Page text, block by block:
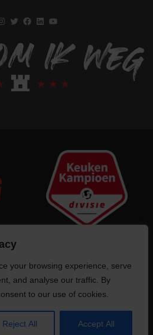
your browsing experience, serve
and analyse our traffic. By
to our use of cookies.
Reject All Accept All
van deze website